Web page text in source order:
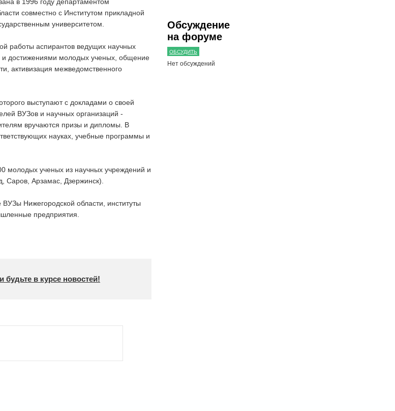
совместно с Институтом прикладной
университетом.
работы аспирантов ведущих научных
достижениями молодых ученых, общение
активизация межведомственного
выступают с докладами о своей
ВУЗов и научных организаций -
вручаются призы и дипломы. В
науках, учебные программы и
молодых ученых из научных учреждений и
Саров, Арзамас, Дзержинск).
Нижегородской области, институты
предприятия.
в курсе новостей!
Обсуждение
на форуме
ОБСУДИТЬ
Нет обсуждений